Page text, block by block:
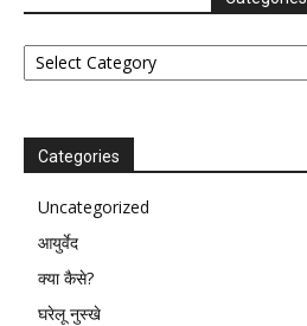
Categories
Categories
Uncategorized
आयुर्वेद
क्या कैसे?
घरेलू नुस्खे